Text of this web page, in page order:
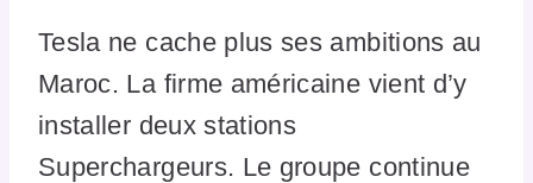
Tesla ne cache plus ses ambitions au
Maroc. La firme américaine vient d’y
installer deux stations
Superchargeurs. Le groupe continue